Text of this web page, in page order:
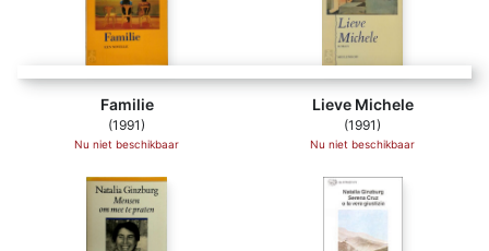
Familie
(1991)
Nu niet beschikbaar
Lieve Michele
(1991)
Nu niet beschikbaar